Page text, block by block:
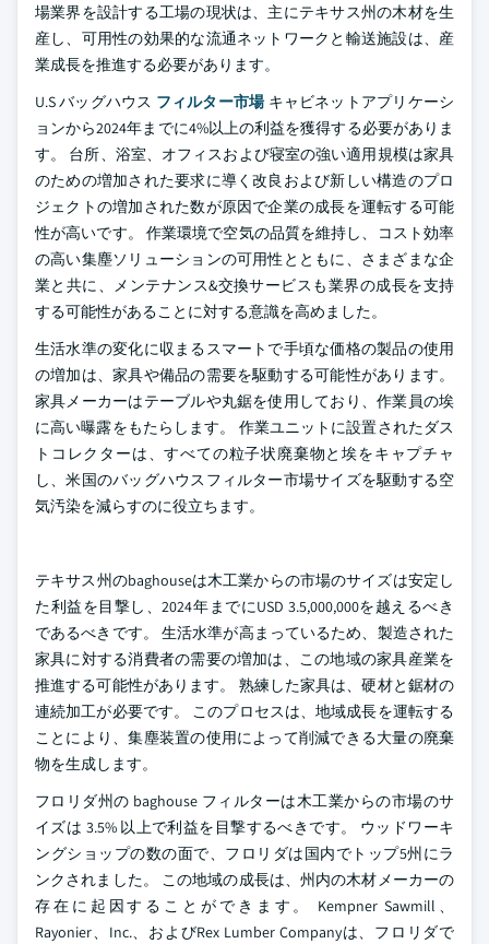
場業界を設計する工場の現状は、主にテキサス州の木材を生
産し、可用性の効果的な流通ネットワークと輸送施設は、産
業成長を推進する必要があります。
U.S バッグハウス フィルター市場キャビネットアプリケーシ
ョンから2024年までに4%以上の利益を獲得する必要がありま
す。 台所、浴室、オフィスおよび寝室の強い適用規模は家具
のための増加された要求に導く改良および新しい構造のプロ
ジェクトの増加された数が原因で企業の成長を運転する可能
性が高いです。 作業環境で空気の品質を維持し、コスト効率
の高い集塵ソリューションの可用性とともに、さまざまな企
業と共に、メンテナンス&交換サービスも業界の成長を支持
する可能性があることに対する意識を高めました。
生活水準の変化に収まるスマートで手頃な価格の製品の使用
の増加は、家具や備品の需要を駆動する可能性があります。
家具メーカーはテーブルや丸鋸を使用しており、作業員の埃
に高い曝露をもたらします。 作業ユニットに設置されたダス
トコレクターは、すべての粒子状廃棄物と埃をキャプチャ
し、米国のバッグハウスフィルター市場サイズを駆動する空
気汚染を減らすのに役立ちます。
テキサス州のbaghouseは木工業からの市場のサイズは安定し
た利益を目撃し、2024年までにUSD 3.5,000,000を越えるべき
であるべきです。 生活水準が高まっているため、製造された
家具に対する消費者の需要の増加は、この地域の家具産業を
推進する可能性があります。 熟練した家具は、硬材と鋸材の
連続加工が必要です。 このプロセスは、地域成長を運転する
ことにより、集塵装置の使用によって削減できる大量の廃棄
物を生成します。
フロリダ州の baghouse フィルターは木工業からの市場のサ
イズは 3.5% 以上で利益を目撃するべきです。 ウッドワーキ
ングショップの数の面で、フロリダは国内でトップ5州にラ
ンクされました。 この地域の成長は、州内の木材メーカーの
存在に起因することができます。 Kempner Sawmill、
Rayonier、Inc.、およびRex Lumber Companyは、フロリダで